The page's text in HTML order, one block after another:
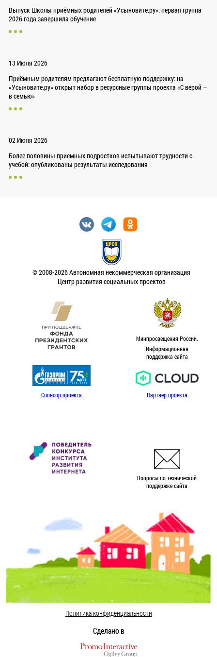
Выпуск Школы приёмных родителей «Усыновите.ру»: первая группа
2026 года завершила обучение
13 Июля 2026
Приёмным родителям предлагают бесплатную поддержку: на
«Усыновите.ру» открыт набор в ресурсные группы проекта «С верой —
в семью»
02 Июля 2026
Более половины приемных подростков испытывают трудности с
учебой: опубликованы результаты исследования
© 2008-2026 Автономная некоммерческая организация
Центр развития социальных проектов
Минпросвещения России.
Информационная
поддержка сайта
Спонсор проекта Партнер проекта
Вопросы по технической
поддержке сайта
Политика конфиденциальности
Сделано в